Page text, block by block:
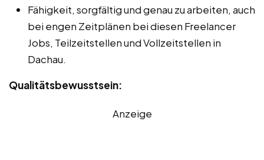
Fähigkeit, sorgfältig und genau zu arbeiten, auch
bei engen Zeitplänen bei diesen Freelancer
Jobs, Teilzeitstellen und Vollzeitstellen in
Dachau.
Qualitätsbewusstsein:
Anzeige